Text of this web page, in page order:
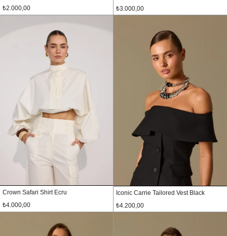
₺2.000,00
₺3.000,00
Crown Safari Shirt Ecru
₺4.000,00
Iconic Carrie Tailored Vest Black
₺4.200,00